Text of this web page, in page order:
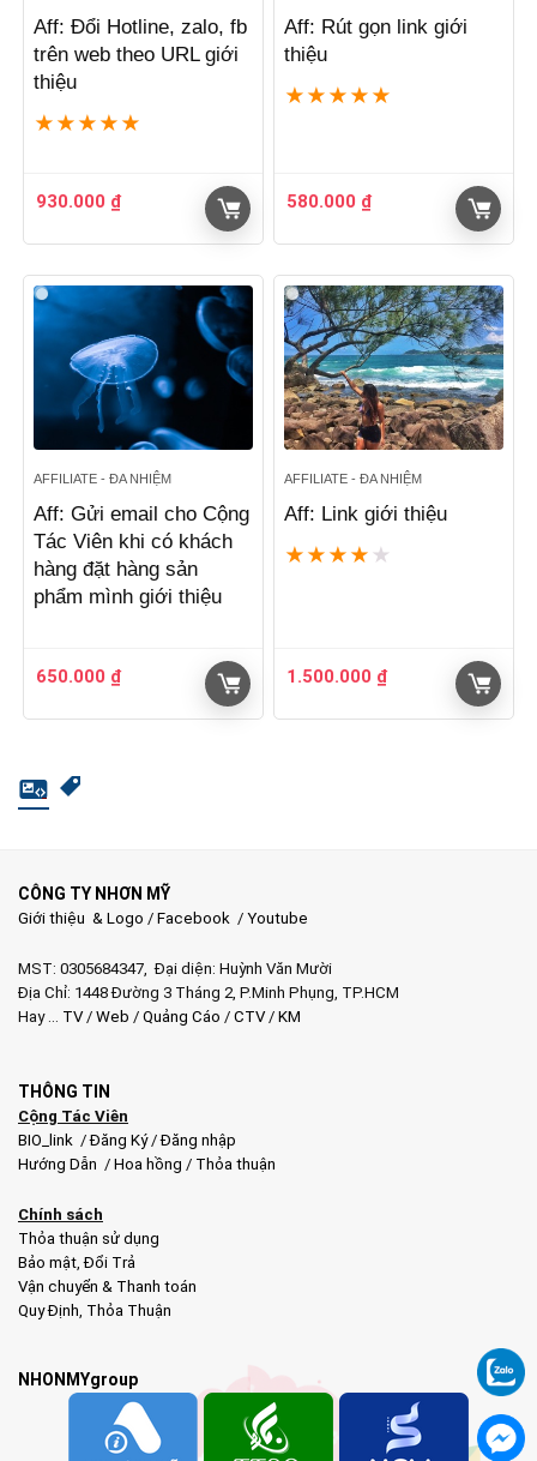
Aff: Đổi Hotline, zalo, fb
trên web theo URL giới
thiệu
★ ★ ★ ★ ★
930.000 ₫
Aff: Rút gọn link giới
thiệu
★ ★ ★ ★ ★
580.000 ₫
AFFILIATE - ĐA NHIỆM
Aff: Gửi email cho Cộng
Tác Viên khi có khách
hàng đặt hàng sản
phẩm mình giới thiệu
650.000 ₫
AFFILIATE - ĐA NHIỆM
Aff: Link giới thiệu
★ ★ ★ ★ ★
1.500.000 ₫
CÔNG TY NHƠN MỸ
Giới thiệu & Logo / Facebook / Youtube
MST: 0305684347, Đại diện: Huỳnh Văn Mười
Địa Chỉ: 1448 Đường 3 Tháng 2, P.Minh Phụng, TP.HCM
Hay …
TV/ Web / Quảng Cáo / CTV/ KM
THÔNG TIN
Cộng Tác Viên
BIO_link /Đăng Ký /Đăng nhập
Hướng Dẫn / Hoa hồng / Thỏa thuận
Chính sách
Thỏa thuận sử dụng
Bảo mật ,Đổi Trả
Vận chuyển & Thanh toán
Quy Định Thỏa Thuận
NHONMYgroup